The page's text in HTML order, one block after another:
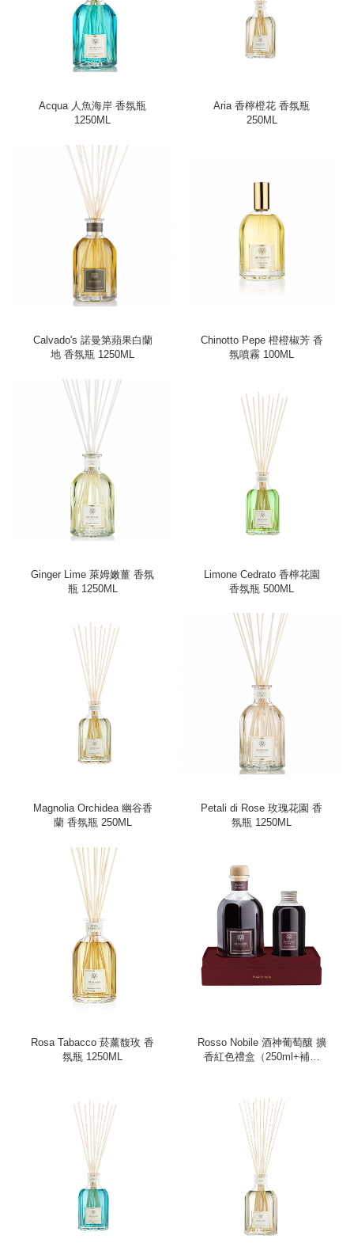
Acqua 人魚海岸 香氛瓶
1250ML
Aria 香檸橙花 香氛瓶
250ML
Calvado's 諾曼第蘋果白蘭
地 香氛瓶 1250ML
Chinotto Pepe 橙橙椒芳 香
氛噴霧 100ML
Ginger Lime 萊姆嫩薑 香氛
瓶 1250ML
Limone Cedrato 香檸花園
香氛瓶 500ML
Magnolia Orchidea 幽谷香
蘭 香氛瓶 250ML
Petali di Rose 玫瑰花園 香
氛瓶 1250ML
Rosa Tabacco 菸薰馥玫 香
氛瓶 1250ML
Rosso Nobile 酒神葡萄釀 擴
香紅色禮盒（250ml+補充